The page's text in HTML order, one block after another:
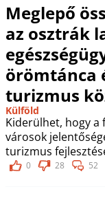
Meglepő
az osztrák
örömtánca
turizmus
Külföld
Kiderülhet, hogy
városok
turizmus
0 28 52